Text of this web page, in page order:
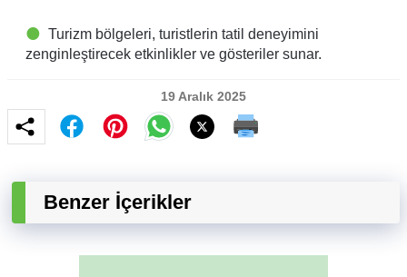
Turizm bölgeleri, turistlerin tatil deneyimini
zenginleştirecek etkinlikler ve gösteriler sunar.
19 Aralık 2025
Benzer İçerikler